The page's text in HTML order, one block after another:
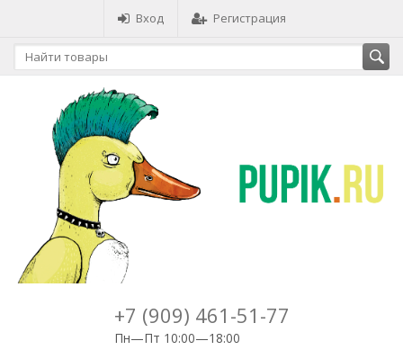
Вход Регистрация
+7 (909) 461-51-77
Пн—Пт 10:00—18:00